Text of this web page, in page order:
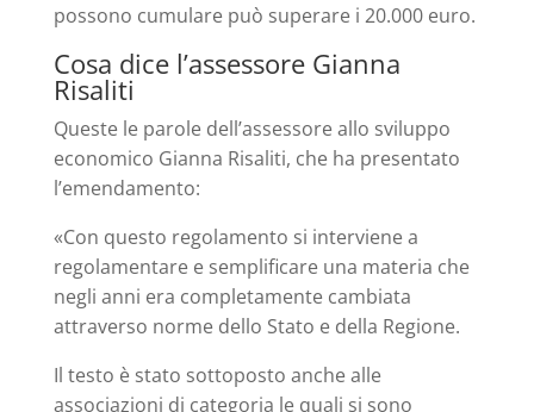
possono cumulare può superare i 20.000 euro.
Cosa dice l’assessore Gianna
Risaliti
Queste le parole dell’assessore allo sviluppo
economico Gianna Risaliti, che ha presentato
l’emendamento:
«Con questo regolamento si interviene a
regolamentare e semplificare una materia che
negli anni era completamente cambiata
attraverso norme dello Stato e della Regione.
Il testo è stato sottoposto anche alle
associazioni di categoria le quali si sono